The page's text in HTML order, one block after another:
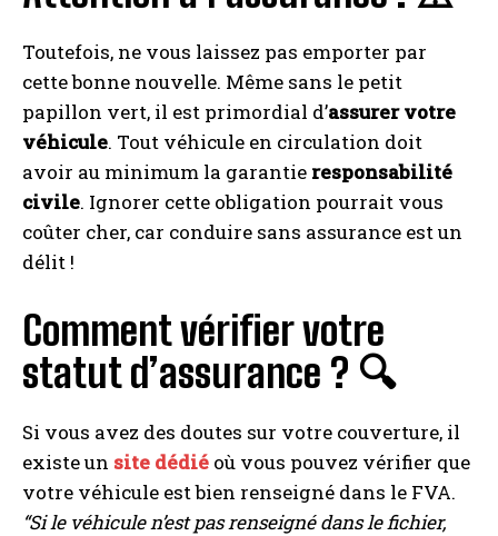
Toutefois, ne vous laissez pas emporter par
cette bonne nouvelle. Même sans le petit
papillon vert, il est primordial d’assurer votre
véhicule. Tout véhicule en circulation doit
avoir au minimum la garantie responsabilité
civile. Ignorer cette obligation pourrait vous
coûter cher, car conduire sans assurance est un
délit !
Comment vérifier votre
statut d’assurance ? 🔍
Si vous avez des doutes sur votre couverture, il
existe un site dédié où vous pouvez vérifier que
votre véhicule est bien renseigné dans le FVA.
“Si le véhicule n’est pas renseigné dans le fichier,